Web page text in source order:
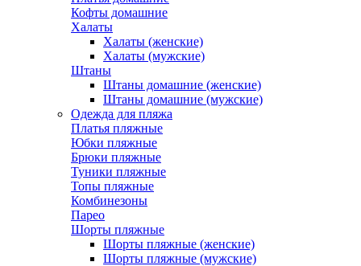
Кофты домашние
Халаты
Халаты (женские)
Халаты (мужские)
Штаны
Штаны домашние (женские)
Штаны домашние (мужские)
Одежда для пляжа
Платья пляжные
Юбки пляжные
Брюки пляжные
Туники пляжные
Топы пляжные
Комбинезоны
Парео
Шорты пляжные
Шорты пляжные (женские)
Шорты пляжные (мужские)